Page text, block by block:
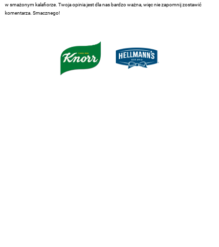
w smażonym kalafiorze. Twoja opinia jest dla nas bardzo ważna, więc nie zapomnij zostawić
komentarza. Smacznego!